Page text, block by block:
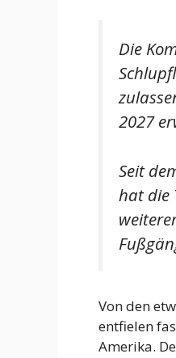
Die
2027
Seit
hat die
Von den
entfielen
Amerika.